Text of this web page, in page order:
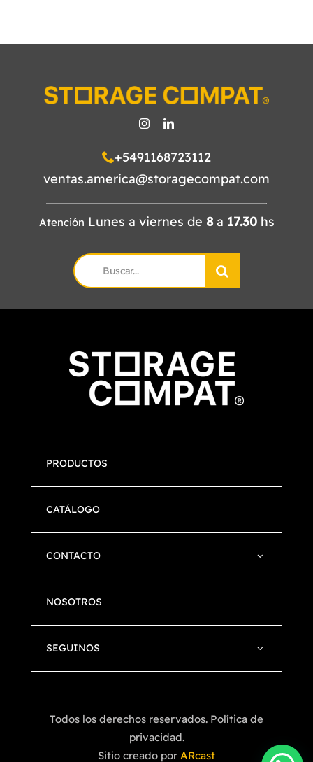
+5491168723112
ventas.america@storagecompat.com
Atención Lunes a viernes de 8a 17.30hs
Search
for:
PRODUCTOS
CATÁLOGO
CONTACTO
NOSOTROS
SEGUINOS
Todos los derechos reservados. Política de
privacidad.
Sitio creado por ARcast